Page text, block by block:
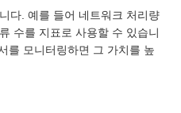
다. 예를 들어 네트워크 처리량
수를 지표로 사용할 수 있습니
를 모니터링하면 그 가치를 높